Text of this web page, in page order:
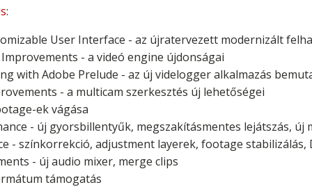
:
User Interface - az újratervezett modernizált
- a videó engine újdonságai
with Adobe Prelude - az új videlogger alkalmazás
- a multicam szerkesztés új lehetőségei
ek vágása
- új gyorsbillentyűk, megszakításmentes lejátszás, új
- színkorrekció, adjustment layerek, footage stabilizálás,
- új audio mixer, merge clips
támogatás